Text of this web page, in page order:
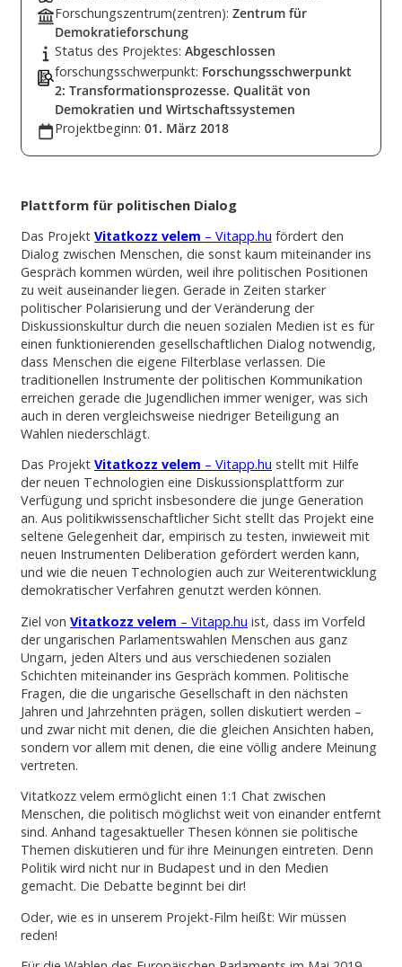
Forschungszentrum(zentren): Zentrum für
Demokratieforschung
Status des Projektes: Abgeschlossen
forschungsschwerpunkt: Forschungsschwerpunkt
2: Transformationsprozesse. Qualität von
Demokratien und Wirtschaftssystemen
Projektbeginn: 01. März 2018
Plattform für politischen Dialog
Das Projekt Vitatkozz velem – Vitapp.hu fördert den
Dialog zwischen Menschen, die sonst kaum miteinander ins
Gespräch kommen würden, weil ihre politischen Positionen
zu weit auseinander liegen. Gerade in Zeiten starker
politischer Polarisierung und der Veränderung der
Diskussionskultur durch die neuen sozialen Medien ist es für
einen funktionierenden gesellschaftlichen Dialog notwendig,
dass Menschen die eigene Filterblase verlassen. Die
traditionellen Instrumente der politischen Kommunikation
erreichen gerade die Jugendlichen immer weniger, was sich
auch in deren vergleichsweise niedriger Beteiligung an
Wahlen niederschlägt.
Das Projekt Vitatkozz velem – Vitapp.hu stellt mit Hilfe
der neuen Technologien eine Diskussionsplattform zur
Verfügung und spricht insbesondere die junge Generation
an. Aus politikwissenschaftlicher Sicht stellt das Projekt eine
seltene Gelegenheit dar, empirisch zu testen, inwieweit mit
neuen Instrumenten Deliberation gefördert werden kann,
und wie die neuen Technologien auch zur Weiterentwicklung
demokratischer Verfahren genutzt werden können.
Ziel von Vitatkozz velem – Vitapp.hu ist, dass im Vorfeld
der ungarischen Parlamentswahlen Menschen aus ganz
Ungarn, jeden Alters und aus verschiedenen sozialen
Schichten miteinander ins Gespräch kommen. Politische
Fragen, die die ungarische Gesellschaft in den nächsten
Jahren und Jahrzehnten prägen, sollen diskutiert werden –
und zwar nicht mit denen, die die gleichen Ansichten haben,
sondern vor allem mit denen, die eine völlig andere Meinung
vertreten.
Vitatkozz velem ermöglicht einen 1:1 Chat zwischen
Menschen, die politisch möglichst weit von einander entfernt
sind. Anhand tagesaktueller Thesen können sie politische
Themen diskutieren und für ihre Meinungen eintreten. Denn
Politik wird nicht nur in Budapest und in den Medien
gemacht. Die Debatte beginnt bei dir!
Oder, wie es in unserem Projekt-Film heißt: Wir müssen
reden!